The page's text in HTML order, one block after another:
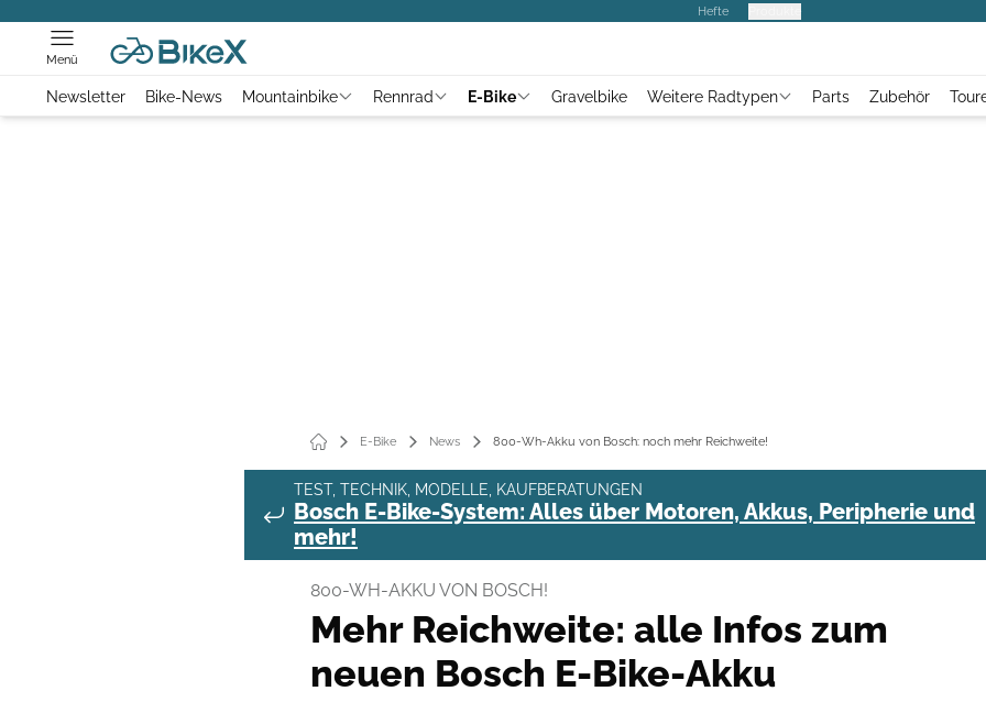
Hefte
Menü
Newsletter Bike-News Mountainbike Rennrad E-Bike Gravelbike Weitere Radtypen Parts Zubehör
E-Bike News 800-Wh-Akku von Bosch: noch mehr Reichweite!
TEST, TECHNIK, MODELLE, KAUFBERATUNGEN
Bosch E-Bike-System: Alles über Motoren, Akkus, Peripherie und
mehr!
800-WH-AKKU VON BOSCH!
Mehr Reichweite: alle Infos zum
neuen Bosch E-Bike-Akku